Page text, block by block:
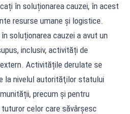
în soluționarea cauzei, în acest
resurse umane şi logistice.
soluționarea cauzei a avut un
inclusiv, activități de
Activitățile derulate se
la nivelul autorităţilor statului
precum şi pentru
celor care săvârşesc